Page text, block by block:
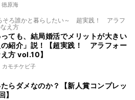
徳原海
そろ誰かと暮らしたい～ 超実践！ アラフ
え方
ても、結局婚活でメリットが大きい
紹介」説！【超実践！ アラフォー
方 vol.10】
カモチケビ子
たらダメなのか？【新人賞コンプレッ